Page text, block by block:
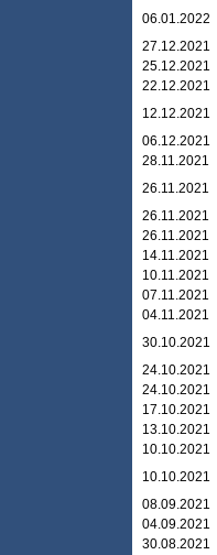
06.01.2022
27.12.2021
25.12.2021
22.12.2021
12.12.2021
06.12.2021
28.11.2021
26.11.2021
26.11.2021
26.11.2021
14.11.2021
10.11.2021
07.11.2021
04.11.2021
30.10.2021
24.10.2021
24.10.2021
17.10.2021
13.10.2021
10.10.2021
10.10.2021
08.09.2021
04.09.2021
30.08.2021